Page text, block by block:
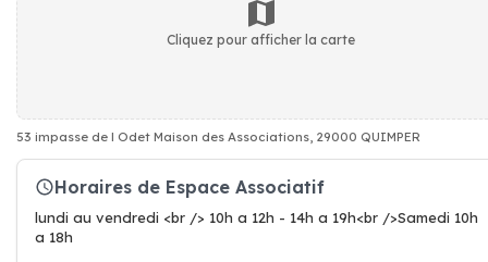
Cliquez pour afficher la carte
53 impasse de l Odet Maison des Associations, 29000 QUIMPER
Horaires de Espace Associatif
lundi au vendredi <br /> 10h a 12h - 14h a 19h<br />Samedi 10h
a 18h